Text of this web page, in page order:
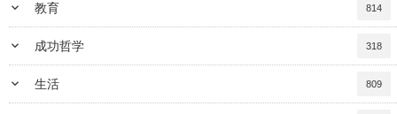
keyboard_arrow_down 教育 814
keyboard_arrow_down 成功哲学 318
keyboard_arrow_down 生活 809